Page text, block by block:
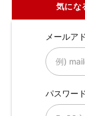
気にな
メールア
パスワード